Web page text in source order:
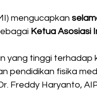
mengucapkan
Ketua Asosiasi
yang tinggi terhadap
pendidikan fisika
Freddy Haryanto,